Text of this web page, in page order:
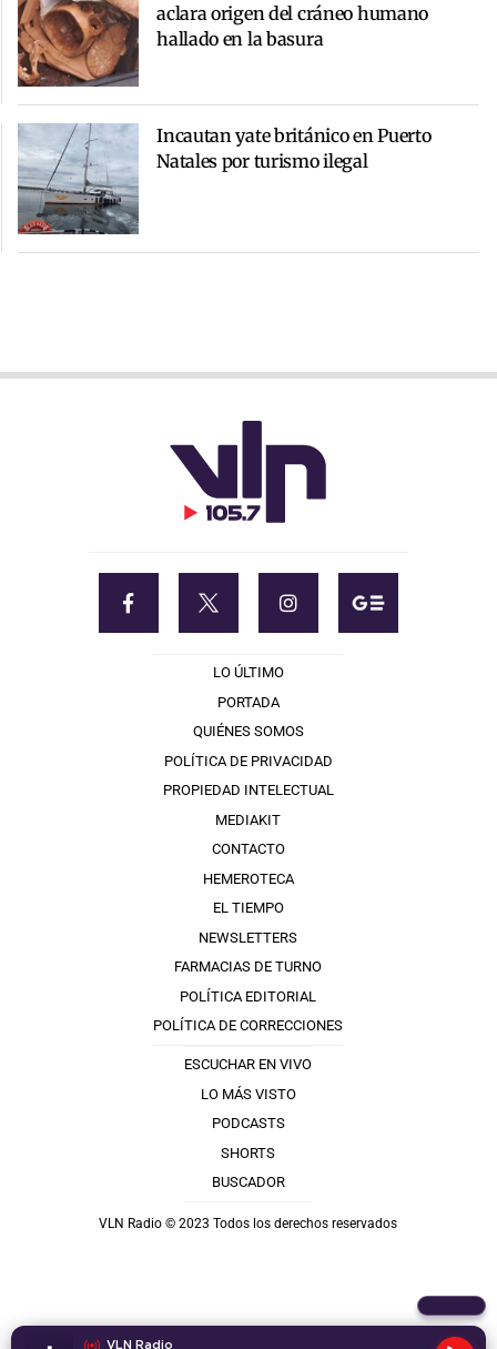
aclara origen del cráneo humano
hallado en la basura
Incautan yate británico en Puerto
Natales por turismo ilegal
VLN Radio
LO ÚLTIMO
PORTADA
QUIÉNES SOMOS
POLÍTICA DE PRIVACIDAD
PROPIEDAD INTELECTUAL
MEDIAKIT
CONTACTO
HEMEROTECA
EL TIEMPO
NEWSLETTERS
FARMACIAS DE TURNO
POLÍTICA EDITORIAL
POLÍTICA DE CORRECCIONES
ESCUCHAR EN VIVO
LO MÁS VISTO
PODCASTS
SHORTS
BUSCADOR
VLN Radio © 2023 Todos los derechos reservados